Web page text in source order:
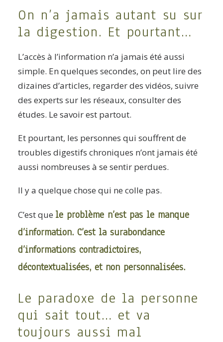
On n’a jamais autant su sur
la digestion. Et pourtant…
L’accès à l’information n’a jamais été aussi
simple. En quelques secondes, on peut lire des
dizaines d’articles, regarder des vidéos, suivre
des experts sur les réseaux, consulter des
études. Le savoir est partout.
Et pourtant, les personnes qui souffrent de
troubles digestifs chroniques n’ont jamais été
aussi nombreuses à se sentir perdues.
Il y a quelque chose qui ne colle pas.
C’est que le problème n’est pas le manque
d’information. C’est la surabondance
d’informations contradictoires,
décontextualisées, et non personnalisées.
Le paradoxe de la personne
qui sait tout… et va
toujours aussi mal